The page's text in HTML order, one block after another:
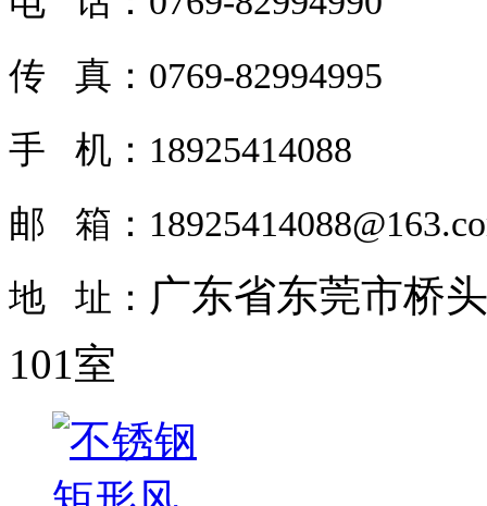
传 真：0769-82994995
手 机：18925414088
邮 箱：
地 址： 广东省东莞市桥
101室